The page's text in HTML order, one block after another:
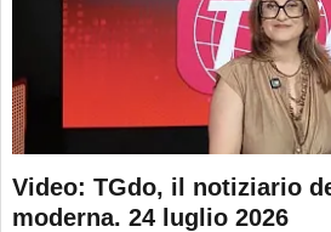
Video: TGdo, il notiziario
moderna. 24 luglio 2026